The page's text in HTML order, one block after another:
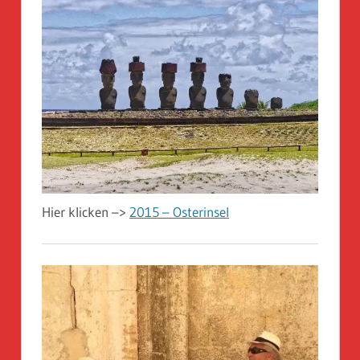
Hier klicken –> 2015 – Osterinsel